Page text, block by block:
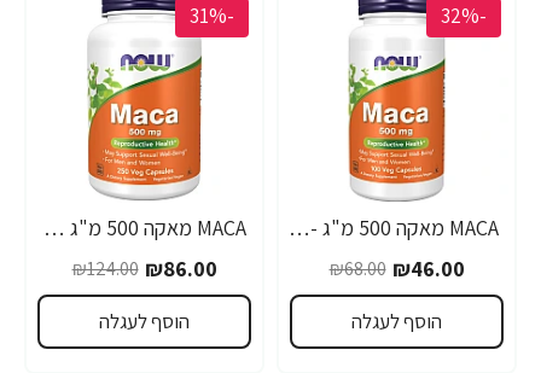
-32%
MACA מאקה 500 מ"ג - 100 כמוסות - מבית NOW FOODS
₪46.00
₪68.00
הוסף לעגלה
-31%
MACA מאקה 500 מ"ג 250 כמוסות - מבית NOW FOODS
₪86.00
₪124.00
הוסף לעגלה